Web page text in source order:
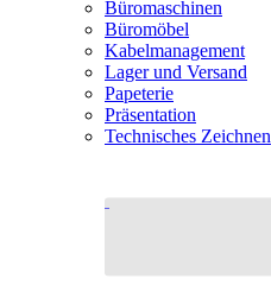
Büromaschinen
Büromöbel
Kabelmanagement
Lager und Versand
Papeterie
Präsentation
Technisches Zeichnen